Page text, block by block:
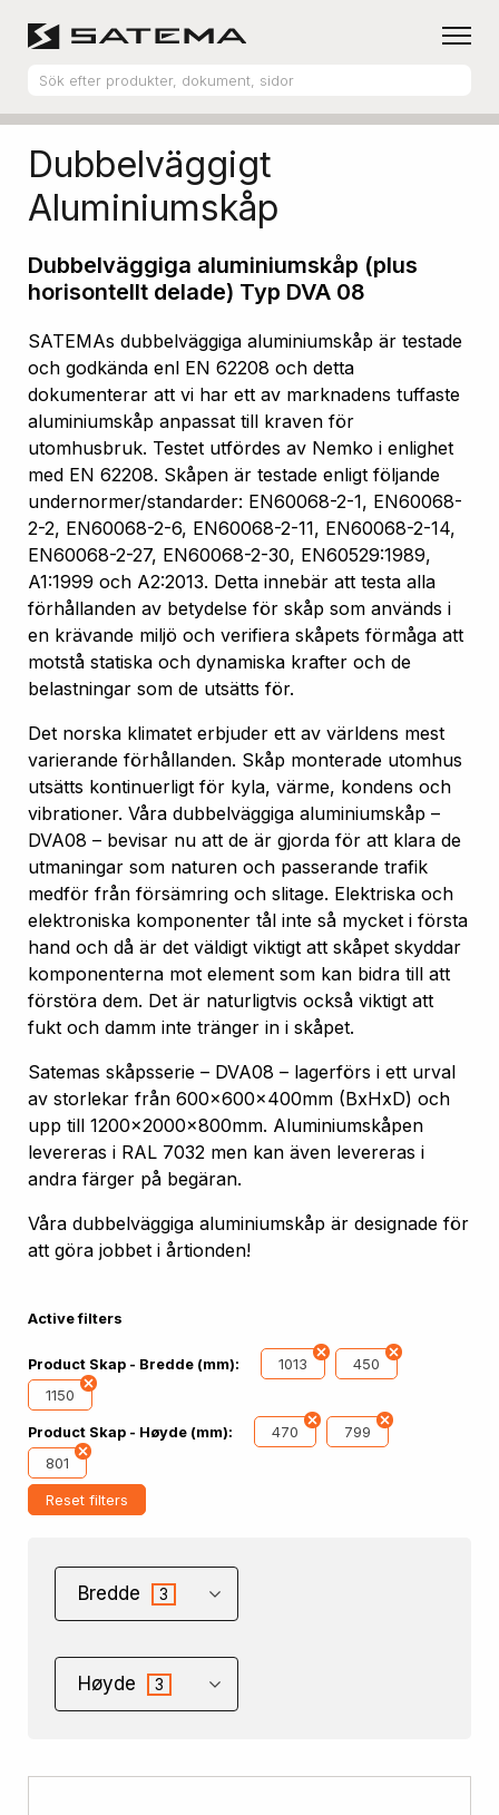
Produktsortiment Aluminiumskåp
Dubbelväggigt
Aluminiumskåp
Dubbelväggiga aluminiumskåp (plus
horisontellt delade) Typ DVA 08
SATEMAs dubbelväggiga aluminiumskåp är testade
och godkända enl EN 62208 och detta
dokumenterar att vi har ett av marknadens tuffaste
aluminiumskåp anpassat till kraven för
utomhusbruk. Testet utfördes av Nemko i enlighet
med EN 62208. Skåpen är testade enligt följande
undernormer/standarder: EN60068-2-1, EN60068-
2-2, EN60068-2-6, EN60068-2-11, EN60068-2-14,
EN60068-2-27, EN60068-2-30, EN60529:1989,
A1:1999 och A2:2013. Detta innebär att testa alla
förhållanden av betydelse för skåp som används i
en krävande miljö och verifiera skåpets förmåga att
motstå statiska och dynamiska krafter och de
belastningar som de utsätts för.
Det norska klimatet erbjuder ett av världens mest
varierande förhållanden. Skåp monterade utomhus
utsätts kontinuerligt för kyla, värme, kondens och
vibrationer. Våra dubbelväggiga aluminiumskåp –
DVA08 – bevisar nu att de är gjorda för att klara de
utmaningar som naturen och passerande trafik
medför från försämring och slitage. Elektriska och
elektroniska komponenter tål inte så mycket i första
hand och då är det väldigt viktigt att skåpet skyddar
komponenterna mot element som kan bidra till att
förstöra dem. Det är naturligtvis också viktigt att
fukt och damm inte tränger in i skåpet.
Satemas skåpsserie – DVA08 – lagerförs i ett urval
av storlekar från 600x600x400mm (BxHxD) och
upp till 1200x2000x800mm. Aluminiumskåpen
levereras i RAL 7032 men kan även levereras i
andra färger på begäran.
Våra dubbelväggiga aluminiumskåp är designade för
att göra jobbet i årtionden!
Active filters
Product Skap - Bredde (mm): 1013
450
1150
Product Skap - Høyde (mm): 470
799
801
Reset filters
Bredde 3
Høyde 3